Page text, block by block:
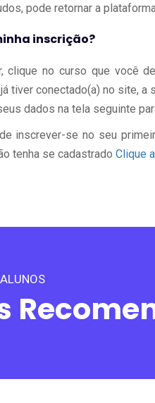
pode retornar a
inscrição?
clique no curso que você
já tiver conectado(a) no site,
dados na tela seguinte
de inscrever-se no seu
tenha se cadastrado Clique